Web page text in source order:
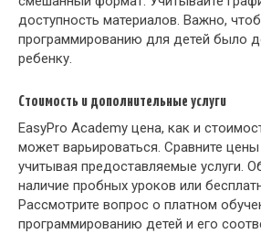
доступность материалов. Важно,
программированию для детей было
ребенку.
Стоимость и дополнительные услуги
EasyPro Academy цена, как и
может варьироваться. Сравните
учитывая предоставляемые услуги.
наличие пробных уроков или
Рассмотрите вопрос о платном
программированию детей и его